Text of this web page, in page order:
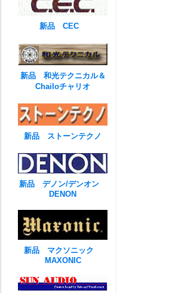
新品 CEC
新品 和光テクニカル＆
Chailoチャリオ
新品 ストーンテクノ
新品 デノン/デンオン
DENON
新品 マクソニック
MAXONIC